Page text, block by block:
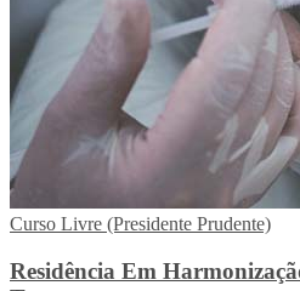
Curso Livre (Presidente Prudente)
Residência Em